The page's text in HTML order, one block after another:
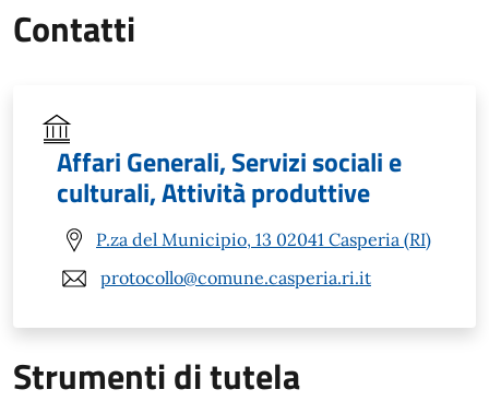
Contatti
Affari Generali, Servizi sociali e
culturali, Attività produttive
P.za del Municipio, 13 02041 Casperia (RI)
protocollo@comune.casperia.ri.it
Strumenti di tutela